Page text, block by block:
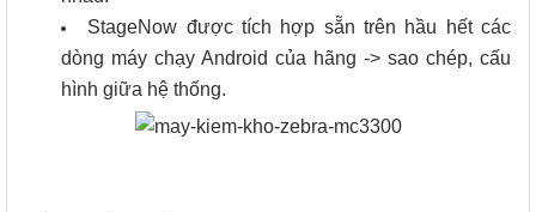
StageNow được tích hợp sẵn trên hầu hết các
dòng máy chạy Android của hãng -> sao chép, cấu
hình giữa hệ thống.